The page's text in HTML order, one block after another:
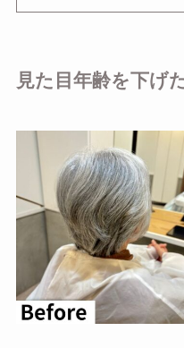
見た目年齢を下げ